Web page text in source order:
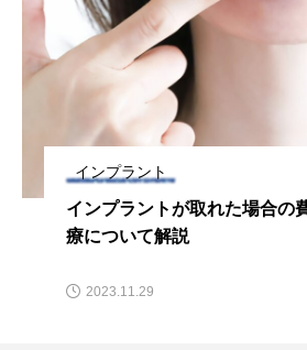
インプラント
インプラントが取れた場合の
療について解説
2023.11.29